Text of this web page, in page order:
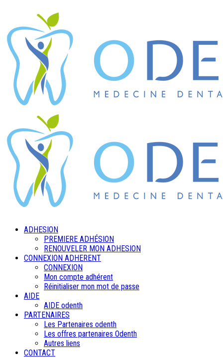
ADHESION
PREMIERE ADHÉSION
RENOUVELER MON ADHESION
CONNEXION ADHERENT
CONNEXION
Mon compte adhérent
Réinitialiser mon mot de passe
AIDE
AIDE odenth
PARTENAIRES
Les Partenaires odenth
Les offres partenaires Odenth
Autres liens
CONTACT